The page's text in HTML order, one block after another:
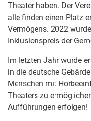
Theater haben. Der
alle finden einen Platz
Vermögens. 2022
Inklusionspreis der
Im letzten Jahr wurde
in die deutsche
Menschen mit
Theaters zu
Aufführungen erfolgen!